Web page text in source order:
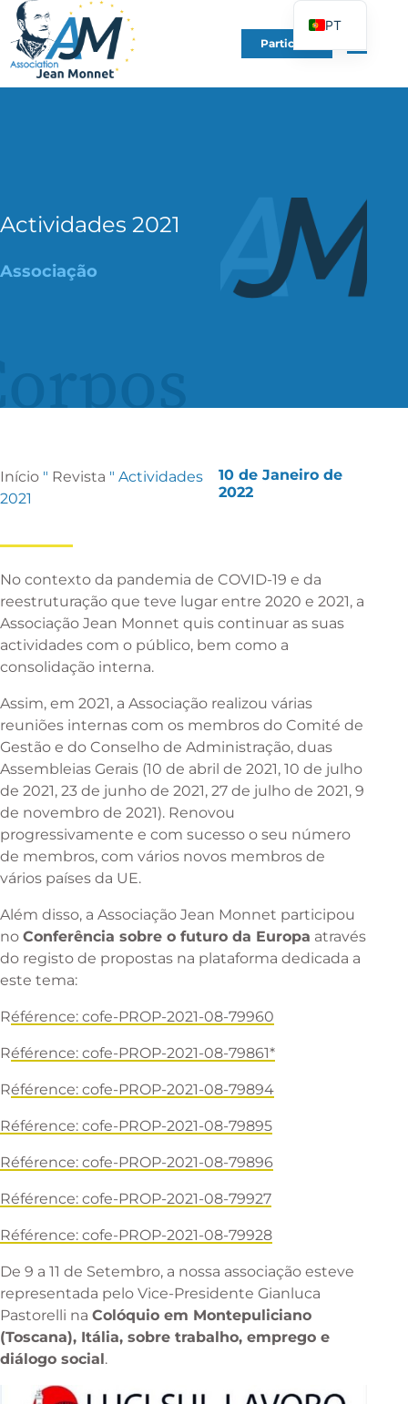
Participe
Actividades 2021
Associação
Início " Revista " Actividades
2021
10 de Janeiro de
2022
No contexto da pandemia de COVID-19 e da
reestruturação que teve lugar entre 2020 e 2021, a
Associação Jean Monnet quis continuar as suas
actividades com o público, bem como a
consolidação interna.
Assim, em 2021, a Associação realizou várias
reuniões internas com os membros do Comité de
Gestão e do Conselho de Administração, duas
Assembleias Gerais (10 de abril de 2021, 10 de julho
de 2021, 23 de junho de 2021, 27 de julho de 2021, 9
de novembro de 2021). Renovou
progressivamente e com sucesso o seu número
de membros, com vários novos membros de
vários países da UE.
Além disso, a Associação Jean Monnet participou
no Conferência sobre o futuro da Europa através
do registo de propostas na plataforma dedicada a
este tema:
Référence: cofe-PROP-2021-08-79960
Référence: cofe-PROP-2021-08-79861*
Référence: cofe-PROP-2021-08-79894
Référence: cofe-PROP-2021-08-79895
Référence: cofe-PROP-2021-08-79896
Référence: cofe-PROP-2021-08-79927
Référence: cofe-PROP-2021-08-79928
De 9 a 11 de Setembro, a nossa associação esteve
representada pelo Vice-Presidente Gianluca
Pastorelli na Colóquio em Montepuliciano
(Toscana), Itália, sobre trabalho, emprego e
diálogo social.
PT
FR
EN
UK